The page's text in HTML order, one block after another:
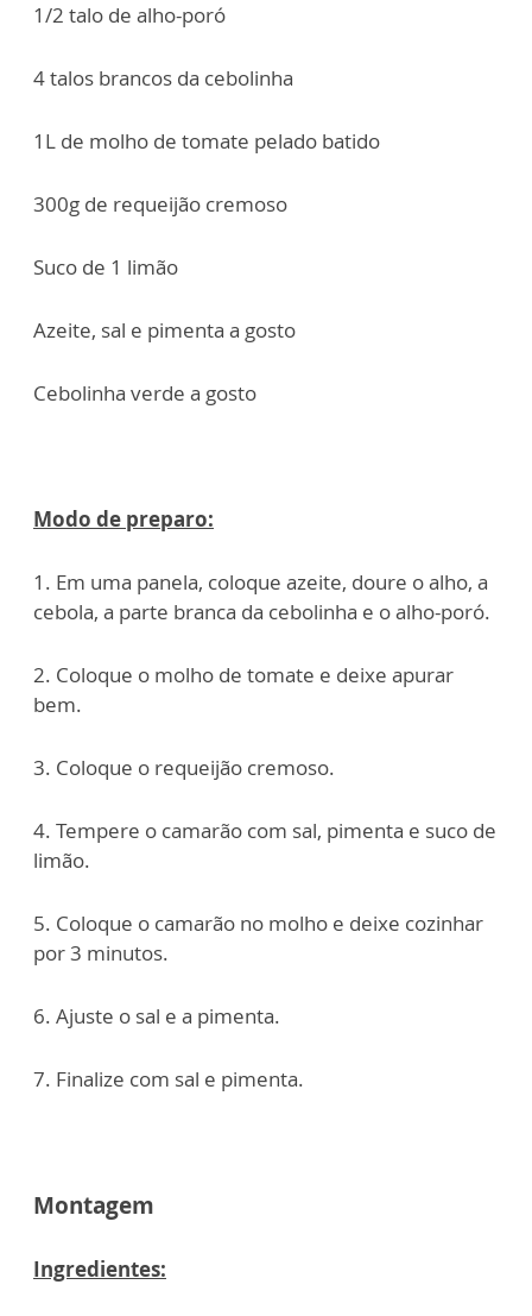
1/2 talo de alho-poró
4 talos brancos da cebolinha
1L de molho de tomate pelado batido
300g de requeijão cremoso
Suco de 1 limão
Azeite, sal e pimenta a gosto
Cebolinha verde a gosto
Modo de preparo:
1. Em uma panela, coloque azeite, doure o alho, a
cebola, a parte branca da cebolinha e o alho-poró.
2. Coloque o molho de tomate e deixe apurar
bem.
3. Coloque o requeijão cremoso.
4. Tempere o camarão com sal, pimenta e suco de
limão.
5. Coloque o camarão no molho e deixe cozinhar
por 3 minutos.
6. Ajuste o sal e a pimenta.
7. Finalize com sal e pimenta.
Montagem
Ingredientes: